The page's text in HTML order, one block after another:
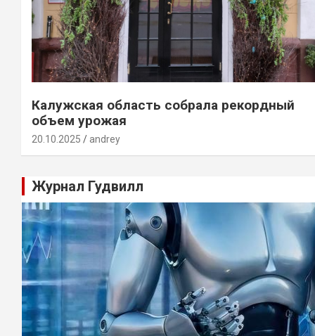
Калужская область собрала рекордный
объем урожая
20.10.2025 andrey
Журнал Гудвилл